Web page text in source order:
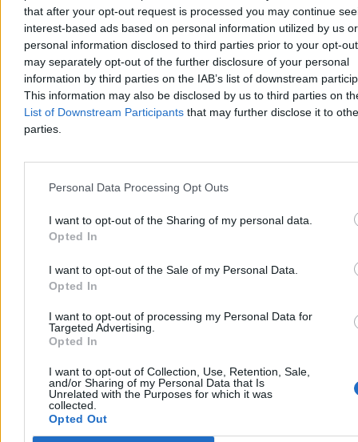
that after your opt-out request is processed you may continue
interest-based ads based on personal information utilized by us or
personal information disclosed to third parties prior to your opt-
may separately opt-out of the further disclosure of your personal
information by third parties on the IAB’s list of downstream
This information may also be disclosed by us to third parties on
List of Downstream Participants that may further disclose it to
parties.
Personal Data Processing Opt Outs
I want to opt-out of the Sharing of my personal data.
Opted In
I want to opt-out of the Sale of my Personal Data.
Opted In
I want to opt-out of processing my Personal Data for
Targeted Advertising.
Opted In
I want to opt-out of Collection, Use, Retention, Sale,
and/or Sharing of my Personal Data that Is
Unrelated with the Purposes for which it was
collected.
Opted Out
Maroko rozlicza szturm na Ceutę. Są pierwsze
Przed marokańskimi sądami rozpoczęły się procesy 86 osób
forsowaniu granicy z hiszpańską Ceutą. W sprawie zapadły już
pierwsze wyroki pozbawienia wolności, a wobec ponad połowy
oskarżonych zastosowano środki zapobiegawcze w postaci
Agnieszka Waś-Turecka
Dzisiaj 07:41